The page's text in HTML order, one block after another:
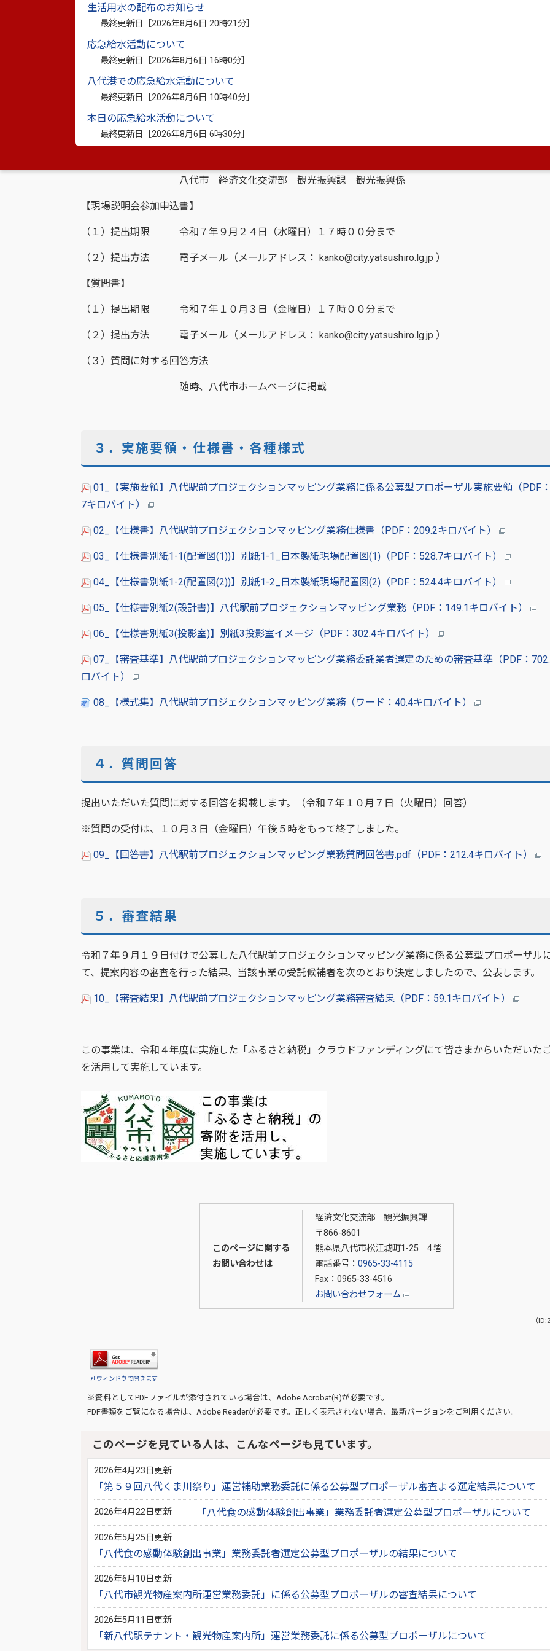
生活用水の配布のお知らせ
最終更新日［2026年8月6日 20時21分
応急給水活動について
最終更新日［2026年8月6日 16時0分
八代港での応急給水活動について
最終更新日［2026年8月6日 10時40分
本日の応急給水活動について
最終更新日［2026年8月6日 6時30分
企画提案書等の提出及び質問の方法等については、添付の実施要領に基づくものとする。
【企画提案書】
（１）提出期限 令和７年１０月１０日（金曜日）１７時００分まで
（２）提出方法 持参（平日の８時３０分から１７時００分まで）または郵送による
※郵送の場合は、提出期限までに必着のこと。
八代市 経済文化交流部 観光振興課 観光振興係
【現場説明会参加申込書】
（１）提出期限 令和７年９月２４日（水曜日）１７時００分まで
（２）提出方法 電子メール（メールアドレス： kanko@city.yatsushiro.lg.jp ）
【質問書】
（１）提出期限 令和７年１０月３日（金曜日）１７時００分まで
（２）提出方法 電子メール（メールアドレス： kanko@city.yatsushiro.lg.jp ）
（３）質問に対する回答方法
随時、八代市ホームページに掲載
３．実施要領・仕様書・各種様式
01_【実施要領】八代駅前プロジェクションマッピング業務に係る公募型プロポーザル実施要領（PDF
7キロバイト）
02_【仕様書】八代駅前プロジェクションマッピング業務仕様書（PDF：209.2キロバイト）
03_【仕様書別紙1-1(配置図(1))】別紙1-1_日本製紙現場配置図(1)（PDF：528.7キロバイト）
04_【仕様書別紙1-2(配置図(2))】別紙1-2_日本製紙現場配置図(2)（PDF：524.4キロバイト）
05_【仕様書別紙2(設計書)】八代駅前プロジェクションマッピング業務（PDF：149.1キロバイト）
06_【仕様書別紙3(投影室)】別紙3投影室イメージ（PDF：302.4キロバイト）
07_【審査基準】八代駅前プロジェクションマッピング業務委託業者選定のための審査基準（PDF：
ロバイト）
08_【様式集】八代駅前プロジェクションマッピング業務（ワード：40.4キロバイト）
４．質問回答
提出いただいた質問に対する回答を掲載します。（令和７年１０月７日（火曜日）回答）
※質問の受付は、１０月３日（金曜日）午後５時をもって終了しました。
09_【回答書】八代駅前プロジェクションマッピング業務質問回答書.pdf（PDF：212.4キロバイト）
５．審査結果
令和７年９月１９日付けで公募した八代駅前プロジェクションマッピング業務に係る公募型プロポーザル
て、提案内容の審査を行った結果、当該事業の受託候補者を次のとおり決定しましたので、公表します。
10_【審査結果】八代駅前プロジェクションマッピング業務審査結果（PDF：59.1キロバイト）
この事業は、令和４年度に実施した「ふるさと納税」クラウドファンディングにて皆さまからいただいた
を活用して実施しています。
このページに関する
お問い合わせは
経済文化交流部 観光振興課
〒866-8601
熊本県八代市松江城町1-25 4階
電話番号： 0965-33-4115
Fax：0965-33-4516
お問い合わせフォーム
（
別ウィンドウで開きます
※資料としてPDFファイルが添付されている場合は、 Adobe Acrobat(R)が必要です。
PDF書類をご覧になる場合は、 Adobe Readerが必要です。正しく表示されない場合、最新バージョンをご利用ください。
このページを見ている人は、こんなページも見ています。
2026年4月23日更新
「第５９回八代くま川祭り」運営補助業務委託に係る公募型プロポーザル審査よる選定結果について
2026年4月22日更新 「八代食の感動体験創出事業」業務委託者選定公募型プロポーザルについて
2026年5月25日更新
「八代食の感動体験創出事業」業務委託者選定公募型プロポーザルの結果について
2026年6月10日更新
「八代市観光物産案内所運営業務委託」に係る公募型プロポーザルの審査結果について
2026年5月11日更新
「新八代駅テナント・観光物産案内所」運営業務委託に係る公募型プロポーザルについて